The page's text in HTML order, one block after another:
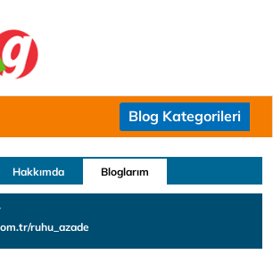
Blog Kategorileri
Hakkımda Bloglarım
ruhu_azade